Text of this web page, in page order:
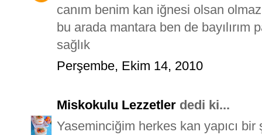
canım benim kan iğnesi olsan
bu arada mantara ben de bayılırım
sağlık
Perşembe, Ekim 14, 2010
Miskokulu Lezzetler dedi ki...
Yaseminciğim herkes kan yapıcı